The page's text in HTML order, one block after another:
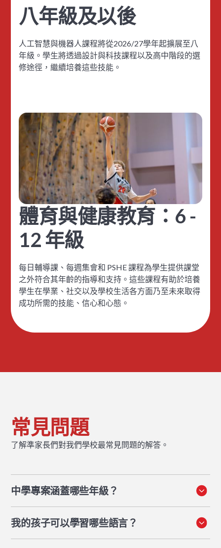
八年級及以後
人工智慧與機器人課程將從2026/27學年起擴展至八
年級。學生將透過設計與科技課程以及高中階段的選
修途徑，繼續培養這些技能。
體育與健康教育：6 -
12 年級
每日輔導課、每週集會和 PSHE 課程為學生提供課堂
之外符合其年齡的指導和支持。這些課程有助於培養
學生在學業、社交以及學校生活各方面乃至未來取得
成功所需的技能、信心和心態。
常見問題
了解準家長們對我們學校最常見問題的解答。
中學專案涵蓋哪些年級？
遵循IB中學專案（MYP）框架。
我的孩子可以學習哪些語言？